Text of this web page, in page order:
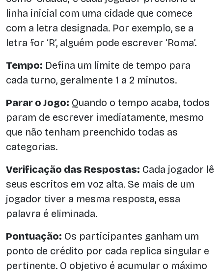
linha inicial com uma cidade que comece
com a letra designada. Por exemplo, se a
letra for ‘R’, alguém pode escrever ‘Roma’.
Tempo: Defina um limite de tempo para
cada turno, geralmente 1 a 2 minutos.
Parar o Jogo: Quando o tempo acaba, todos
param de escrever imediatamente, mesmo
que não tenham preenchido todas as
categorias.
Verificação das Respostas: Cada jogador lê
seus escritos em voz alta. Se mais de um
jogador tiver a mesma resposta, essa
palavra é eliminada.
Pontuação: Os participantes ganham um
ponto de crédito por cada replica singular e
pertinente. O objetivo é acumular o máximo